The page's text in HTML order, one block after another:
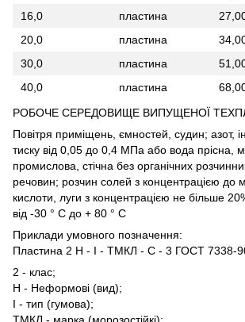
16,0
пластина
20,0
пластина
30,0
пластина
40,0
пластина
РОБОЧЕ СЕРЕДОВИЩЕ ВИПУЩЕНОЇ
Повітря приміщень, ємностей, судин; азот,
тиску від 0,05 до 0,4 МПа або вода прісна,
промислова, стічна без органічних
речовин; розчин солей з концентрацією до
кислоти, луги з концентрацією не більше
від -30 ° С до + 80 ° С
Приклади умовного позначення:
Пластина 2 Н - I - ТМКЛ - С - 3 ГОСТ 7338-
2 - клас;
Н - Неформові (вид);
I - тип (гумова);